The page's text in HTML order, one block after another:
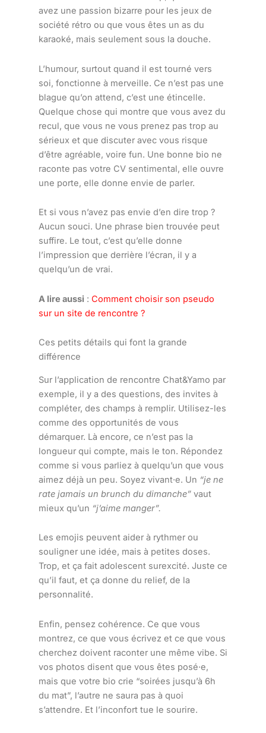
avez une passion bizarre pour les jeux de
société rétro ou que vous êtes un as du
karaoké, mais seulement sous la douche.
L’humour, surtout quand il est tourné vers
soi, fonctionne à merveille. Ce n’est pas une
blague qu’on attend, c’est une étincelle.
Quelque chose qui montre que vous avez du
recul, que vous ne vous prenez pas trop au
sérieux et que discuter avec vous risque
d’être agréable, voire fun. Une bonne bio ne
raconte pas votre CV sentimental, elle ouvre
une porte, elle donne envie de parler.
Et si vous n’avez pas envie d’en dire trop ?
Aucun souci. Une phrase bien trouvée peut
suffire. Le tout, c’est qu’elle donne
l’impression que derrière l’écran, il y a
quelqu’un de vrai.
A lire aussi : Comment choisir son pseudo
sur un site de rencontre ?
Ces petits détails qui font la grande
différence
Sur l’application de rencontre Chat&Yamo par
exemple, il y a des questions, des invites à
compléter, des champs à remplir. Utilisez-les
comme des opportunités de vous
démarquer. Là encore, ce n’est pas la
longueur qui compte, mais le ton. Répondez
comme si vous parliez à quelqu’un que vous
aimez déjà un peu. Soyez vivant·e. Un “je ne
rate jamais un brunch du dimanche” vaut
mieux qu’un “j’aime manger”.
Les emojis peuvent aider à rythmer ou
souligner une idée, mais à petites doses.
Trop, et ça fait adolescent surexcité. Juste ce
qu’il faut, et ça donne du relief, de la
personnalité.
Enfin, pensez cohérence. Ce que vous
montrez, ce que vous écrivez et ce que vous
cherchez doivent raconter une même vibe. Si
vos photos disent que vous êtes posé·e,
mais que votre bio crie “soirées jusqu’à 6h
du mat”, l’autre ne saura pas à quoi
s’attendre. Et l’inconfort tue le sourire.